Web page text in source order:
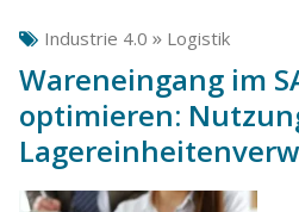
Industrie 4.0 » Logistik
Wareneingang im
optimieren: